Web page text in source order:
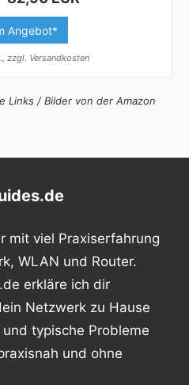
Angebot*
zzgl. Versandkosten
Links / Bilder von der Amazon
mit viel Praxiserfahrung
WLAN und Router.
erkläre ich dir
Netzwerk zu Hause
typische Probleme
und ohne